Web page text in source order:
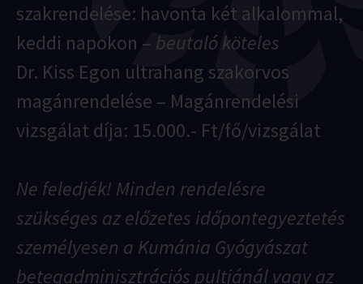
szakrendelése: havonta két alkalommal,
keddi napokon – beutaló köteles
Dr. Kiss Egon ultrahang szakorvos
magánrendelése – Magánrendelési
vizsgálat díja: 15.000.- Ft/fő/vizsgálat
Ne feledjék! Minden rendelésre
szükséges az előzetes időpontegyeztetés
személyesen a Kumánia Gyógyászat
betegadminisztrációs pultjánál vagy az